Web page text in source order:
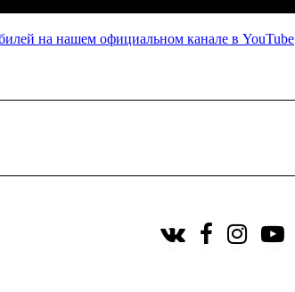
на нашем официальном канале в YouTube